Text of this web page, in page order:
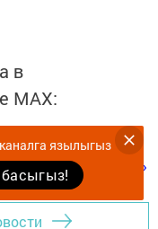
в
MАХ:
«Көмеш кыңгырау»
язылыгыз